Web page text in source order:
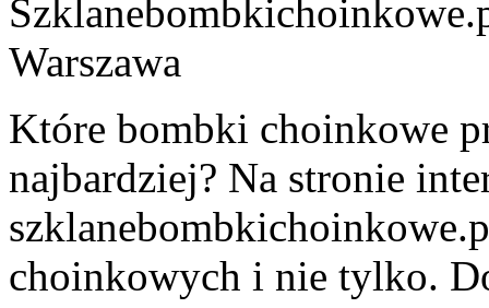
Które bombki choinkowe
najbardziej? Na stronie
choinkowych i nie tylko.